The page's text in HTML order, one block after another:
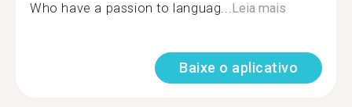
Who have a passion to languag...Leia mais
Baixe o aplicativo